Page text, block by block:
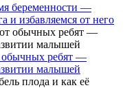
беременности —
и избавляемся от него
обычных ребят —
малышей